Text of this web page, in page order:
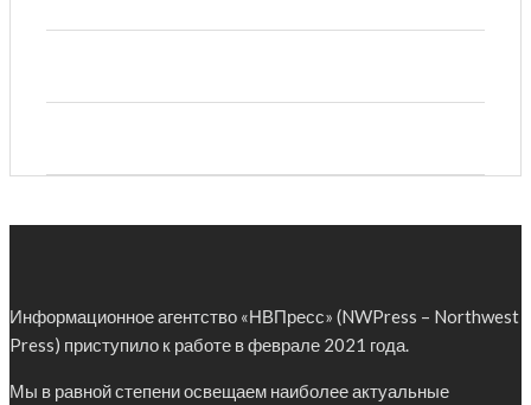
Информационное агентство «НВПресс» (NWPress – Northwest
Press) приступило к работе в феврале 2021 года.
Мы в равной степени освещаем наиболее актуальные